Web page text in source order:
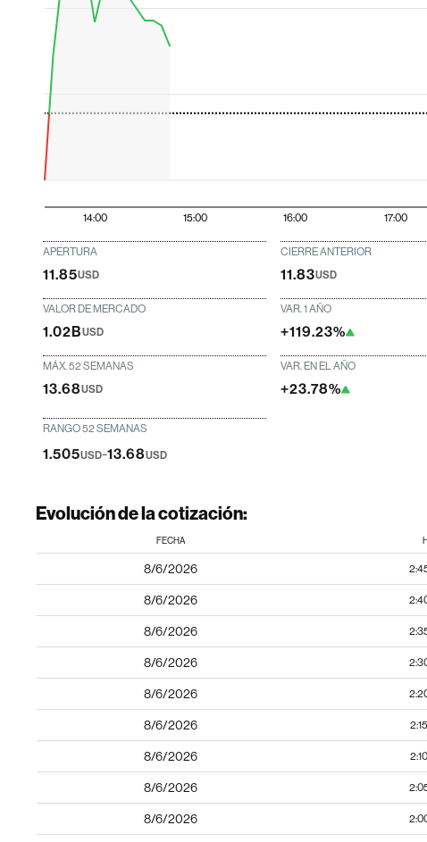
14:00 15:00 16:00 17:00
APERTURA
11.85USD
CIERRE ANTERIOR
11.83USD
VALOR DE MERCADO
1.02BUSD
VAR. 1 AÑO
+119.23%
MÁX. 52 SEMANAS
13.68USD
VAR. EN EL AÑO
+23.78%
RANGO 52 SEMANAS
1.505USD-13.68USD
Evolución de la cotización:
FECHA
8/6/2026
8/6/2026
8/6/2026
8/6/2026
8/6/2026
8/6/2026
8/6/2026
8/6/2026
8/6/2026